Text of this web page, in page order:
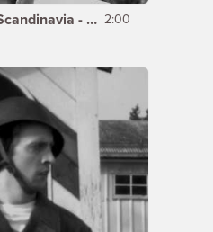
Johan Glans World Tour of Scandinavia - DOMKYRKAN & DA VINCI KODEN - 2:00